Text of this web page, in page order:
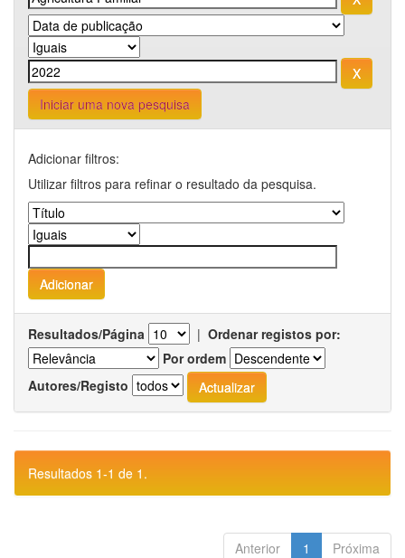
Iniciar uma nova pesquisa
Adicionar filtros:
Utilizar filtros para refinar o resultado da pesquisa.
Resultados/Página | Ordenar registos por:
Por ordem
Autores/Registo
Resultados 1-1 de 1.
Anterior 1 Próxima